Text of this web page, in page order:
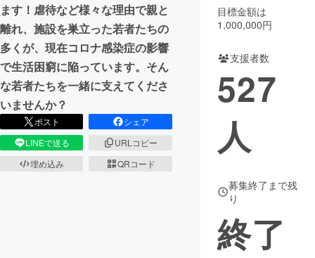
CAMPFIREふるさと納税machi-ya コミュニティ
ます！虐待など様々な理由で親と
離れ、施設を巣立った若者たちの
多くが、現在コロナ感染症の影響
で生活困窮に陥っています。そん
な若者たちを一緒に支えてくださ
いませんか？
ポスト
シェア
LINEで送る
URLコピー
埋め込み
QRコード
目標金額は
1,000,000円
支援者数
527
人
募集終了まで残
り
終了